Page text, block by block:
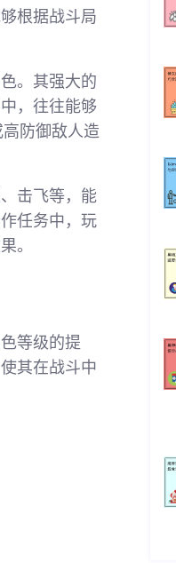
根据战斗局
。其强大的
，往往能够
防御敌人造
击飞等，能
任务中，玩
。
等级的提
其在战斗中